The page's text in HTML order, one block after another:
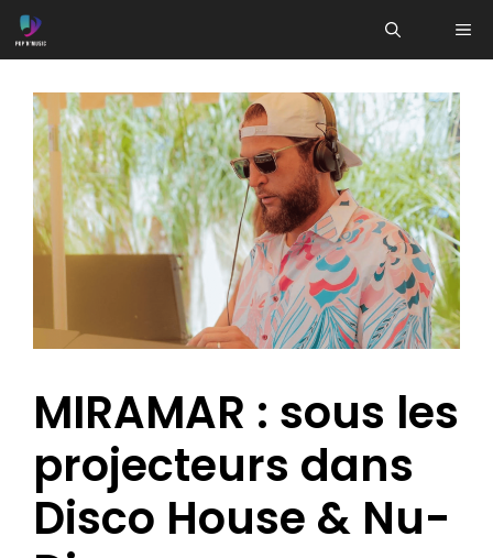
Aller
au
MIRAMAR : sous les
projecteurs dans
Disco House & Nu-